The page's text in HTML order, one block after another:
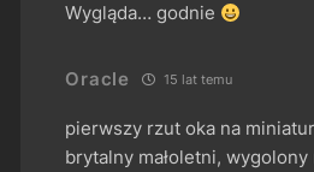
Wygląda… godnie
Oracle 15 lat temu
pierwszy rzut oka na
brytalny małoletni, wygolony